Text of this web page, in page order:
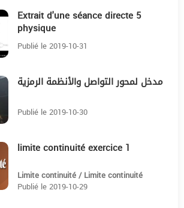
Extrait d'une séance directe 5
physique
Publié le 2019-10-31
مدخل لمحور التواصل والأنظمة الرمزية
Publié le 2019-10-30
limite continuité exercice 1
Limite continuité / Limite continuité
Publié le 2019-10-29